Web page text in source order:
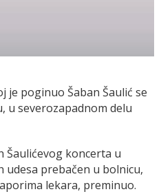
je poginuo Šaban Šaulić se
u severozapadnom delu
Šaulićevog koncerta u
udesa prebačen u bolnicu,
lekara, preminuo.